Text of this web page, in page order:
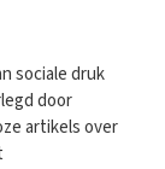
sociale druk
door
artikels over